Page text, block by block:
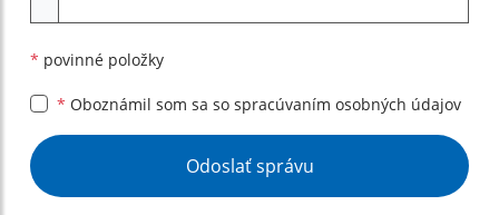
* povinné položky
* Oboznámil som sa so spracúvaním osobných údajov
Google reCaptcha Response
Odoslať správu